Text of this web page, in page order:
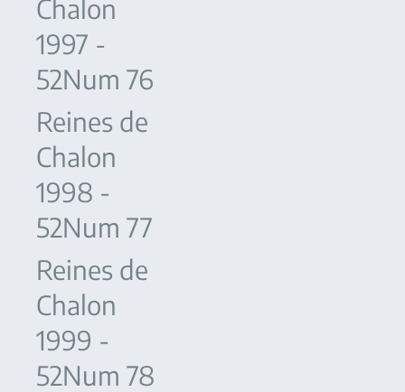
Chalon
1997 -
52Num 76
Reines de
Chalon
1998 -
52Num 77
Reines de
Chalon
1999 -
52Num 78